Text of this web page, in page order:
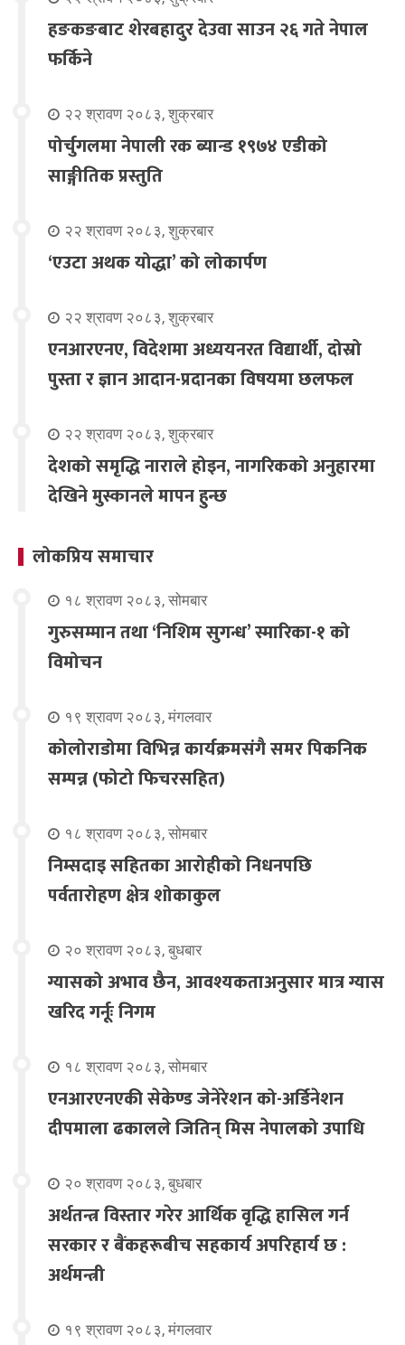
हङकङबाट शेरबहादुर देउवा साउन २६ गते नेपाल
फर्किने
२२ श्रावण २०८३, शुक्रबार
पोर्चुगलमा नेपाली रक ब्यान्ड १९७४ एडीको
साङ्गीतिक प्रस्तुति
२२ श्रावण २०८३, शुक्रबार
‘एउटा अथक योद्धा’ को लोकार्पण
२२ श्रावण २०८३, शुक्रबार
एनआरएनए, विदेशमा अध्ययनरत विद्यार्थी, दोस्रो
पुस्ता र ज्ञान आदान-प्रदानका विषयमा छलफल
२२ श्रावण २०८३, शुक्रबार
देशको समृद्धि नाराले होइन, नागरिकको अनुहारमा
देखिने मुस्कानले मापन हुन्छ
लोकप्रिय समाचार
१८ श्रावण २०८३, सोमबार
गुरुसम्मान तथा ‘निशिम सुगन्ध’ स्मारिका-१ को
विमोचन
१९ श्रावण २०८३, मंगलवार
कोलोराडोमा विभिन्न कार्यक्रमसंगै समर पिकनिक
सम्पन्न (फोटो फिचरसहित)
१८ श्रावण २०८३, सोमबार
निम्सदाइ सहितका आरोहीको निधनपछि
पर्वतारोहण क्षेत्र शोकाकुल
२० श्रावण २०८३, बुधबार
ग्यासको अभाव छैन, आवश्यकताअनुसार मात्र ग्यास
खरिद गर्नूः निगम
१८ श्रावण २०८३, सोमबार
एनआरएनएकी सेकेण्ड जेनेरेशन को-अर्डिनेशन
दीपमाला ढकालले जितिन् मिस नेपालको उपाधि
२० श्रावण २०८३, बुधबार
अर्थतन्त्र विस्तार गरेर आर्थिक वृद्धि हासिल गर्न
सरकार र बैंकहरूबीच सहकार्य अपरिहार्य छ :
अर्थमन्त्री
१९ श्रावण २०८३, मंगलवार